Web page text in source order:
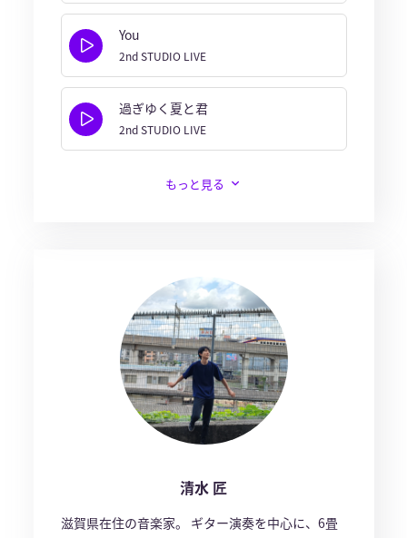
You
2nd STUDIO LIVE
過ぎゆく夏と君
2nd STUDIO LIVE
もっと見る
清水 匠
滋賀県在住の音楽家。 ギター演奏を中心に、6畳